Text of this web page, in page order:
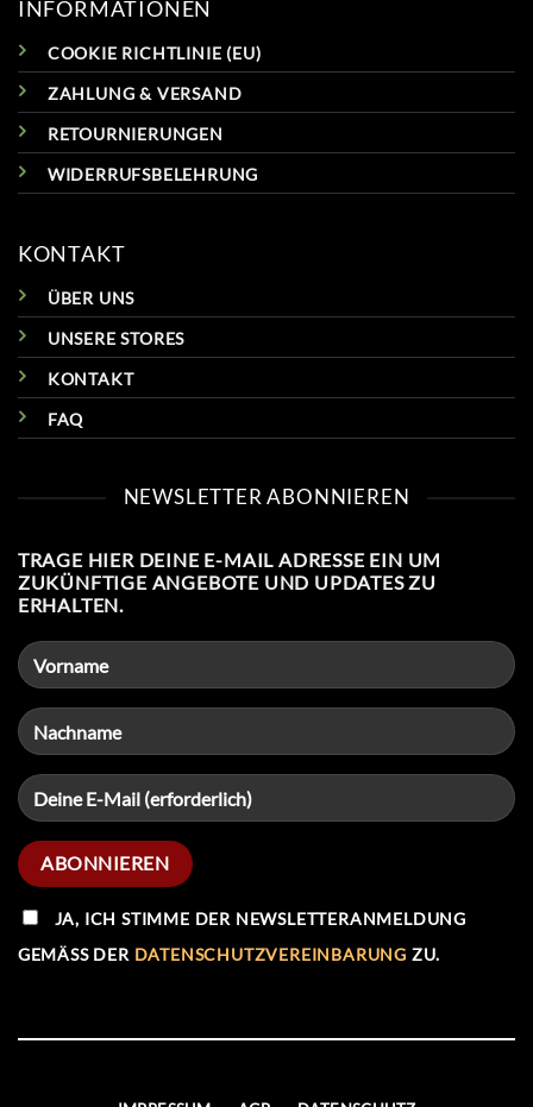
INFORMATIONEN
COOKIE RICHTLINIE (EU)
ZAHLUNG & VERSAND
RETOURNIERUNGEN
WIDERRUFSBELEHRUNG
KONTAKT
ÜBER UNS
UNSERE STORES
KONTAKT
FAQ
NEWSLETTER ABONNIEREN
TRAGE HIER DEINE E-MAIL ADRESSE EIN UM
ZUKÜNFTIGE ANGEBOTE UND UPDATES ZU
ERHALTEN.
JA, ICH STIMME DER NEWSLETTERANMELDUNG
GEMÄSS DER DATENSCHUTZVEREINBARUNG ZU.